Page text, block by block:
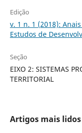
Edição
v. 1 n. 1 (2018):
Estudos de
Seção
EIXO 2: SISTEMAS
TERRITORIAL
Artigos mais